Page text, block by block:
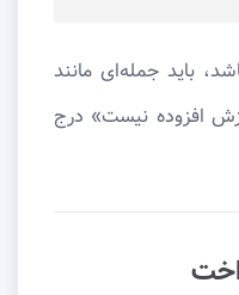
باید جمله‌ای مانند
افزوده نیست» درج